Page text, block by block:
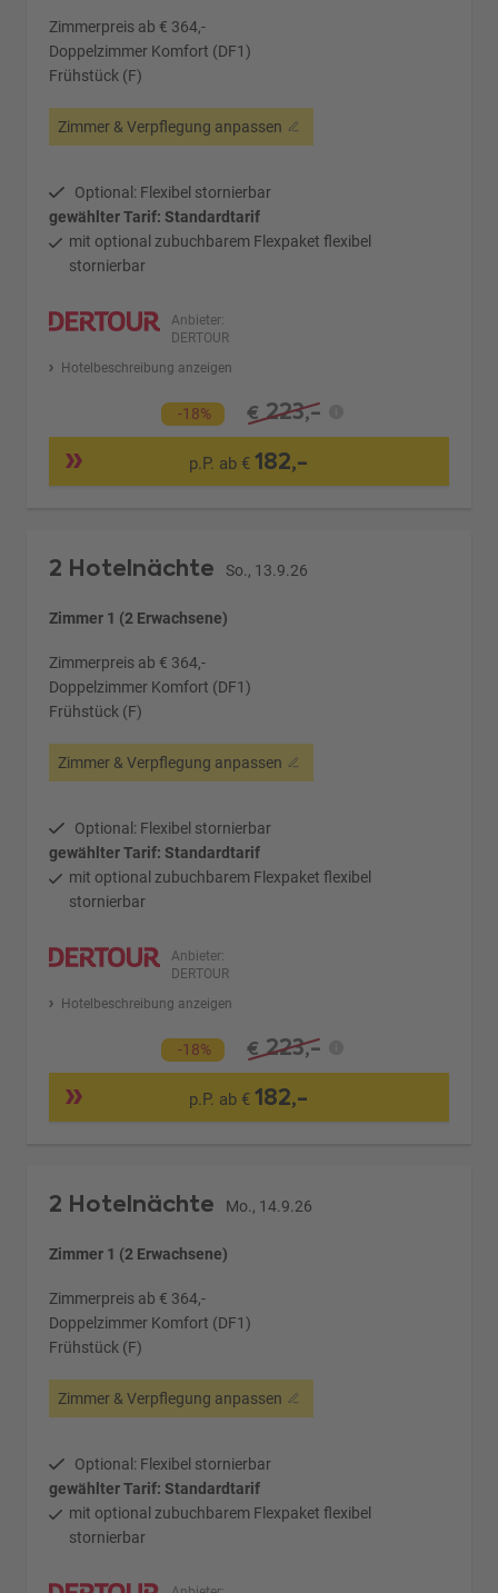
Zimmerpreis ab € 364,-
Doppelzimmer Komfort (DF1)
Frühstück (F)
Zimmer & Verpflegung anpassen
Optional: Flexibel stornierbar
gewählter Tarif: Standardtarif
mit optional zubuchbarem Flexpaket flexibel
stornierbar
Anbieter:
DERTOUR
Hotelbeschreibung anzeigen
-18% € 223,-
p.P. ab €182,-
2 Hotelnächte So., 13.9.26
Zimmer 1 (2 Erwachsene)
Zimmerpreis ab € 364,-
Doppelzimmer Komfort (DF1)
Frühstück (F)
Zimmer & Verpflegung anpassen
Optional: Flexibel stornierbar
gewählter Tarif: Standardtarif
mit optional zubuchbarem Flexpaket flexibel
stornierbar
Anbieter:
DERTOUR
Hotelbeschreibung anzeigen
-18% € 223,-
p.P. ab €182,-
2 Hotelnächte Mo., 14.9.26
Zimmer 1 (2 Erwachsene)
Zimmerpreis ab € 364,-
Doppelzimmer Komfort (DF1)
Frühstück (F)
Zimmer & Verpflegung anpassen
Optional: Flexibel stornierbar
gewählter Tarif: Standardtarif
mit optional zubuchbarem Flexpaket flexibel
stornierbar